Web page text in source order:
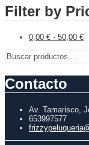
Filter by
0,00 € - 50,00 €
Buscar
Contacto
Av. Tamarisco,
653997577